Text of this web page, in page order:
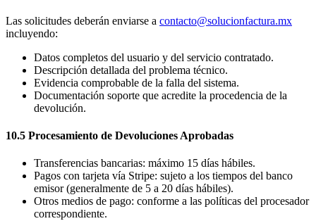
Las solicitudes deberán enviarse a contacto@solucionfactura.mx
incluyendo:
Datos completos del usuario y del servicio contratado.
Descripción detallada del problema técnico.
Evidencia comprobable de la falla del sistema.
Documentación soporte que acredite la procedencia de la
devolución.
10.5 Procesamiento de Devoluciones Aprobadas
Transferencias bancarias: máximo 15 días hábiles.
Pagos con tarjeta vía Stripe: sujeto a los tiempos del banco
emisor (generalmente de 5 a 20 días hábiles).
Otros medios de pago: conforme a las políticas del procesador
correspondiente.